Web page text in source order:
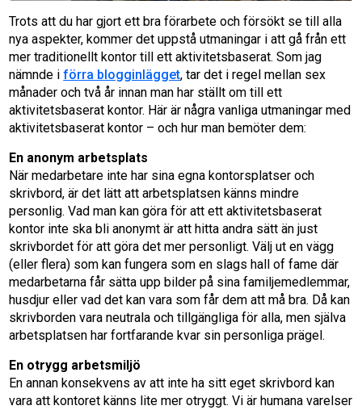
Trots att du har gjort ett bra förarbete och försökt se till alla
nya aspekter, kommer det uppstå utmaningar i att gå från ett
mer traditionellt kontor till ett aktivitetsbaserat. Som jag
nämnde iförra blogginlägget, tar det i regel mellan sex
månader och två år innan man har ställt om till ett
aktivitetsbaserat kontor. Här är några vanliga utmaningar med
aktivitetsbaserat kontor – och hur man bemöter dem:
En anonym arbetsplats
När medarbetare inte har sina egna kontorsplatser och
skrivbord, är det lätt att arbetsplatsen känns mindre
personlig. Vad man kan göra för att ett aktivitetsbaserat
kontor inte ska bli anonymt är att hitta andra sätt än just
skrivbordet för att göra det mer personligt. Välj ut en vägg
(eller flera) som kan fungera som en slags hall of fame där
medarbetarna får sätta upp bilder på sina familjemedlemmar,
husdjur eller vad det kan vara som får dem att må bra. Då kan
skrivborden vara neutrala och tillgängliga för alla, men själva
arbetsplatsen har fortfarande kvar sin personliga prägel.
En otrygg arbetsmiljö
En annan konsekvens av att inte ha sitt eget skrivbord kan
vara att kontoret känns lite mer otryggt. Vi är humana varelser